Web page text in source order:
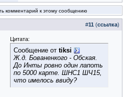
комментарий к этому сообщению
#11 (ссылка)
Цитата:
Сообщение от tiksi
Ж.д. Бованенкого - Обская.
До Инты ровно один лапоть
по 5000 карте. ШНС1 ШЧ15,
что имелось ввиду?